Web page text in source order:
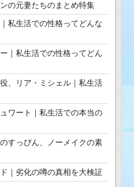
の元妻たちのまとめ特集
私生活での性格ってどんな
｜私生活での性格ってどん
、リア・ミシェル｜私生活
ワート｜私生活での本当の
すっぴん、ノーメイクの素
｜劣化の噂の真相を大検証